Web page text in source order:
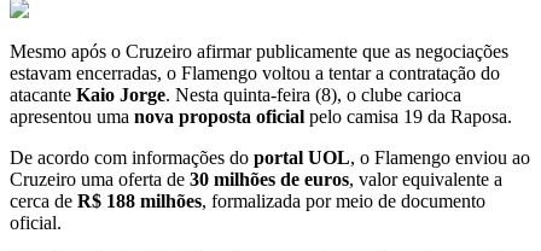
Mesmo após o Cruzeiro afirmar publicamente que as negociações
estavam encerradas, o Flamengo voltou a tentar a contratação do
atacante Kaio Jorge. Nesta quinta-feira (8), o clube carioca
apresentou uma nova proposta oficial pelo camisa 19 da Raposa.
De acordo com informações do portal UOL, o Flamengo enviou ao
Cruzeiro uma oferta de 30 milhões de euros, valor equivalente a
cerca de R$ 188 milhões, formalizada por meio de documento
oficial.